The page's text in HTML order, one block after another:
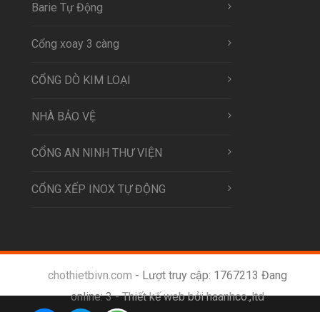
Barie Tự Động
Cổng xoay 3 càng
CỔNG DÒ KIM LOẠI
NHÀ BẢO VỆ
CỔNG AN NINH THƯ VIỆN
CỔNG XẾP INOX TỰ ĐỘNG
chothietbivn.com - Lượt truy cập: 1767213 Đang
online: 3 -Thiết kế web bởi haanhco.,ltd